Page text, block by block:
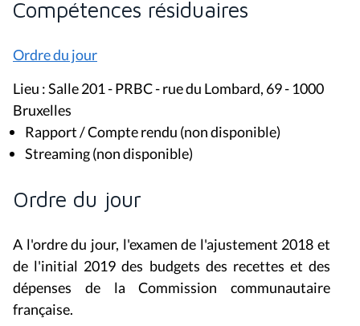
Compétences résiduaires
Ordre du jour
Lieu : Salle 201 - PRBC - rue du Lombard, 69 - 1000
Bruxelles
Rapport / Compte rendu (non disponible)
Streaming (non disponible)
Ordre du jour
A l'ordre du jour, l'examen de l'ajustement 2018 et
de l'initial 2019 des budgets des recettes et des
dépenses de la Commission communautaire
française.